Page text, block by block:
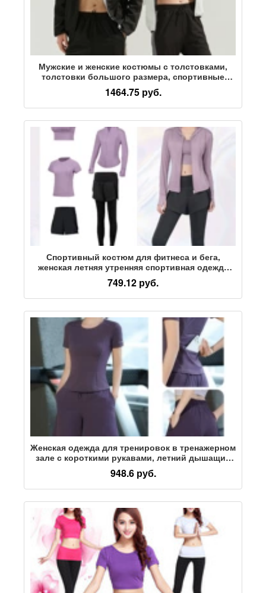
Мужские и женские костюмы с толстовками,
толстовки большого размера, спортивные
брюки, спортивные занятия бегом, йога в
тренажерном зале, эластичный свитер
1464.75 руб.
Спортивный костюм для фитнеса и бега,
женская летняя утренняя спортивная одежда
для бега, быстросохнущая новая одежда для
йоги, женский фабричный костюм
749.12 руб.
Женская одежда для тренировок в тренажерном
зале с короткими рукавами, летний дышащий
спортивный костюм для бега, тонкая сетчатая
одежда для йоги, быстросохнущая одежда
948.6 руб.